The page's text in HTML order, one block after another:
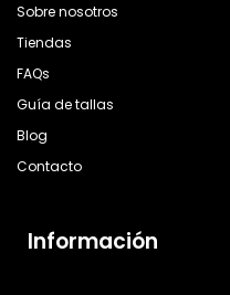
Sobre nosotros
Tiendas
FAQs
Guía de tallas
Blog
Contacto
Información